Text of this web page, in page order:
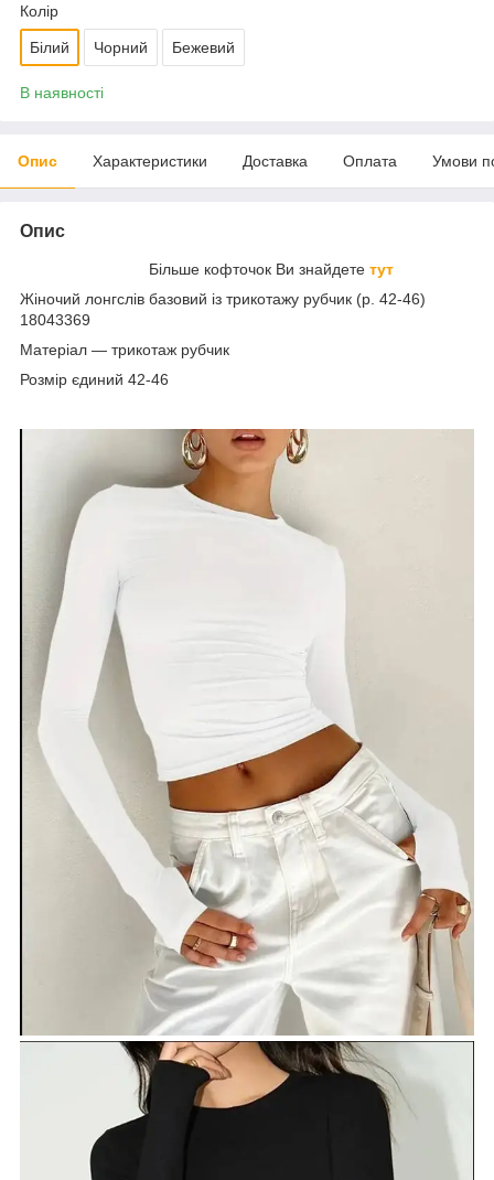
Колір
Білий Чорний Бежевий
В наявності
Опис Характеристики Доставка Оплата Умови
Опис
Більше кофточок Ви знайдете тут
Жіночий лонгслів базовий із трикотажу рубчик (р. 42-46)
18043369
Матеріал — трикотаж рубчик
Розмір єдиний 42-46